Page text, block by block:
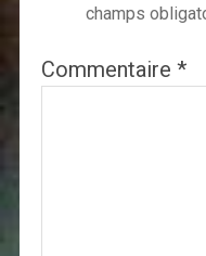
champs
Commentaire *